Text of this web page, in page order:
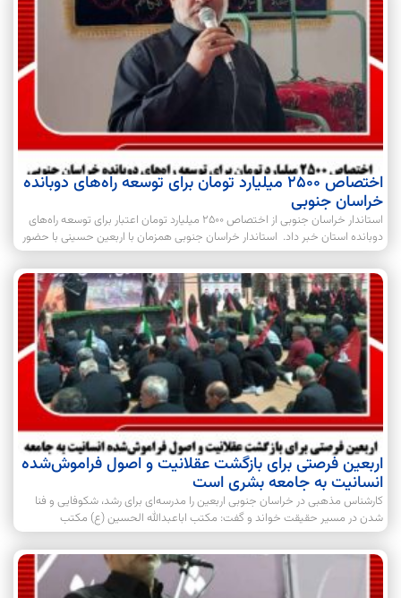
اختصاص 2500 میلیارد تومان برای توسعه راه‌های دوبانده
خراسان جنوبی
استاندار خراسان جنوبی از اختصاص 2500 میلیارد تومان اعتبار برای توسعه راه‌های
دوبانده استان خبر داد. استاندار خراسان جنوبی همزمان با اربعین حسینی با حضور
اربعین فرصتی برای بازگشت عقلانیت و اصول فراموش‌شده
انسانیت به جامعه بشری است
کارشناس مذهبی در خراسان جنوبی اربعین را مدرسه‌ای برای رشد، شکوفایی و فنا
شدن در مسیر حقیقت خواند و گفت: مکتب اباعبدالله الحسین (ع) مکتب